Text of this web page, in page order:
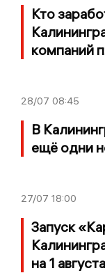
Кто
компаний
28/07 08:45
В
ещё одни
27/07 18:00
Запуск
на 1 августа